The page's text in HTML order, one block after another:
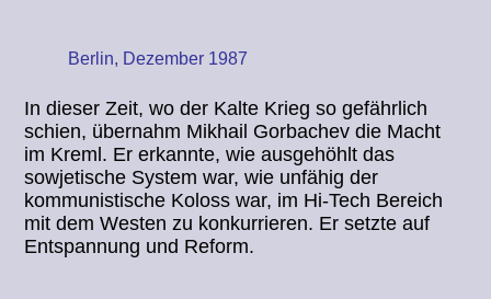
Berlin, Dezember 1987
In dieser Zeit, wo der Kalte Krieg so gefährlich
schien, übernahm Mikhail Gorbachev die Macht
im Kreml. Er erkannte, wie ausgehöhlt das
sowjetische System war, wie unfähig der
kommunistische Koloss war, im Hi-Tech Bereich
mit dem Westen zu konkurrieren. Er setzte auf
Entspannung und Reform.